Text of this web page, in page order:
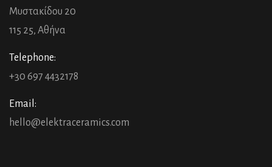
Μυστακίδου 20
115 25, Αθήνα
Telephone:
+30 697 4432178
Email:
hello@elektraceramics.com